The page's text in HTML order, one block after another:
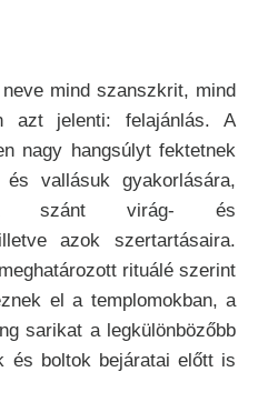
mind szanszkrit, mind
azt jelenti: felajánlás. A
nagy hangsúlyt fektetnek
és vallásuk gyakorlására,
szánt virág- és
azok szertartásaira.
rituálé szerint
el a templomokban, a
sarikat a legkülönbözőbb
és boltok bejáratai előtt is